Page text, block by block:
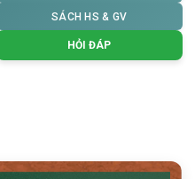
SÁCH HS & GV
HỎI ĐÁP